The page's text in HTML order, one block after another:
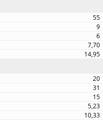
55
9
6
7,70
14,95
20
31
15
5,23
10,33